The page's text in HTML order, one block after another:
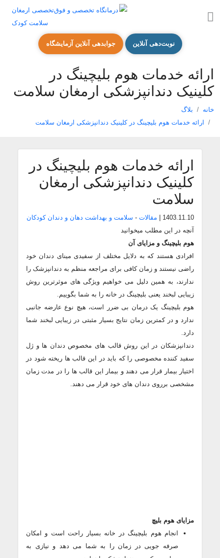
نوبت‌دهی آنلاین جوابدهی آنلاین آزمایشگاه
ارائه خدمات هوم بلیچینگ در
کلینیک دندانپزشکی ارمغان سلامت
خانه
بلاگ
ارائه خدمات هوم بلیچینگ در کلینیک دندانپزشکی ارمغان سلامت
ارائه خدمات هوم بلیچینگ در
کلینیک دندانپزشکی ارمغان
سلامت
1403.11.10 مقالات - سلامت و بهداشت دهان و دندان کودکان
آنچه در این مطلب میخوانید
هوم بلیچینگ و مزایای آن
افرادی هستند که به دلایل مختلف از سفیدی مینای دندان خود
راضی نیستند و زمان کافی برای مراجعه منظم به دندانپزشک را
ندارند، به همین دلیل می خواهیم ویژگی های موثرترین روش
زیبایی لبخند یعنی بلیچینگ در خانه را به شما بگوییم.
هوم بلیچینگ یک درمان بی ضرر است، هیچ نوع عارضه جانبی
ندارد و در کمترین زمان نتایج بسیار مثبتی در زیبایی لبخند شما
دارد.
دندانپزشکان در این روش قالب های مخصوص دندان ها و ژل
سفید کننده مخصوصی را که باید در این قالب ها ریخته شود در
اختیار بیمار قرار می دهند و بیمار این قالب ها را در مدت زمان
مشخصی برروی دندان های خود قرار می دهند.
مزایای هوم بلیچ
انجام هوم بلیچینگ در خانه بسیار راحت است و امکان
صرفه جویی در زمان را به شما می دهد و نیازی به